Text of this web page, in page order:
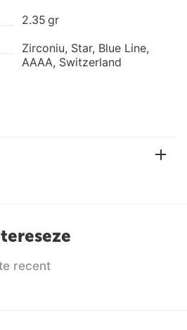
2.35 gr
Zirconiu, Star, Blue Line,
AAAA, Switzerland
recent